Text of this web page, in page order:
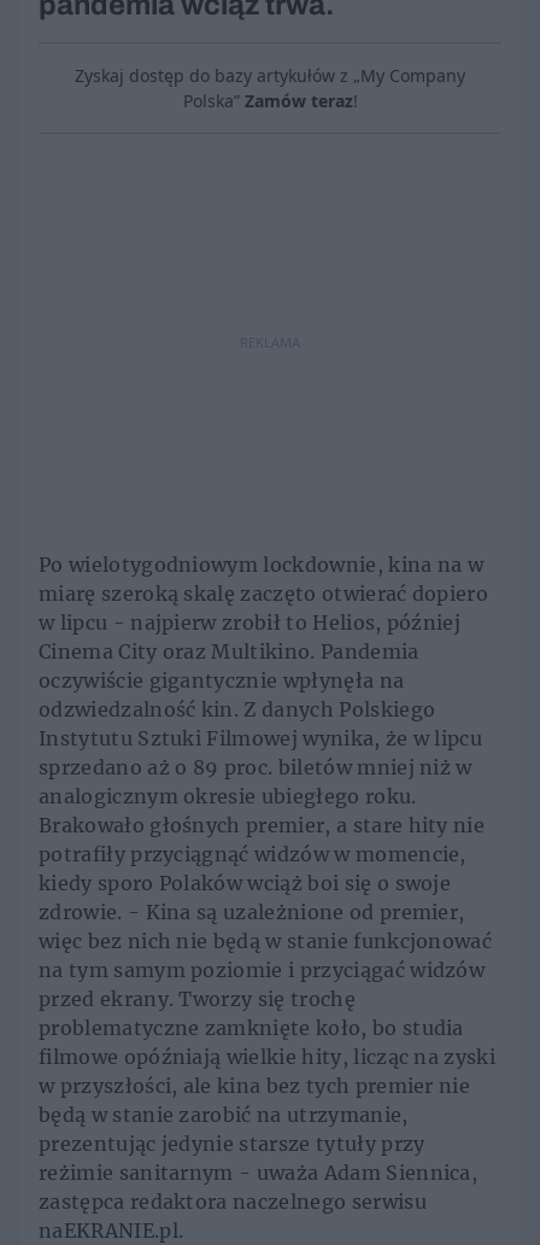
Zyskaj dostęp do bazy artykułów z „My Company
Polska” Zamów teraz!
REKLAMA
Po wielotygodniowym lockdownie, kina na w
miarę szeroką skalę zaczęto otwierać dopiero
w lipcu - najpierw zrobił to Helios, później
Cinema City oraz Multikino. Pandemia
oczywiście gigantycznie wpłynęła na
odzwiedzalność kin. Z danych Polskiego
Instytutu Sztuki Filmowej wynika, że w lipcu
sprzedano aż o 89 proc. biletów mniej niż w
analogicznym okresie ubiegłego roku.
Brakowało głośnych premier, a stare hity nie
potrafiły przyciągnąć widzów w momencie,
kiedy sporo Polaków wciąż boi się o swoje
zdrowie. - Kina są uzależnione od premier,
więc bez nich nie będą w stanie funkcjonować
na tym samym poziomie i przyciągać widzów
przed ekrany. Tworzy się trochę
problematyczne zamknięte koło, bo studia
filmowe opóźniają wielkie hity, licząc na zyski
w przyszłości, ale kina bez tych premier nie
będą w stanie zarobić na utrzymanie,
prezentując jedynie starsze tytuły przy
reżimie sanitarnym - uważa Adam Siennica,
zastępca redaktora naczelnego serwisu
naEKRANIE.pl.